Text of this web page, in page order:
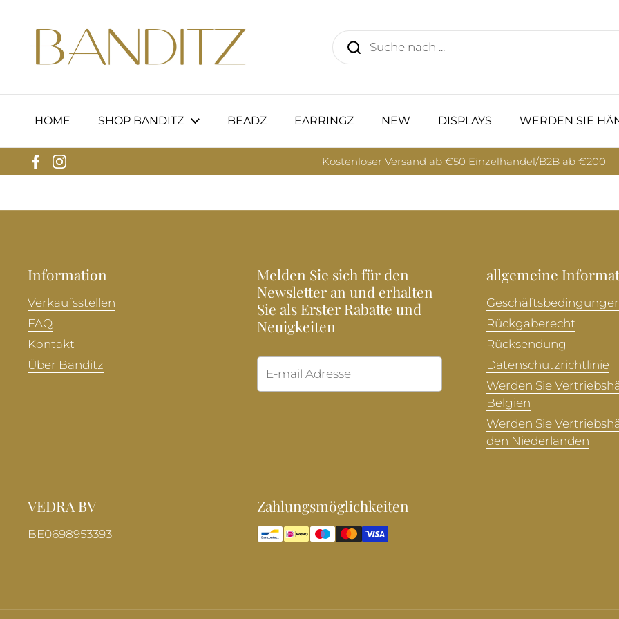
HOME SHOP BANDITZ BEADZ EARRINGZ NEW DISPLAYS WERDEN SIE
Facebook
Instagram
Kostenloser Versand ab €50 Einzelhandel/B2B ab €200
Information
Verkaufsstellen
FAQ
Kontakt
Über Banditz
Melden Sie sich für den
Newsletter an und erhalten
Sie als Erster Rabatte und
Neuigkeiten
allgemeine
Rückgaberecht
Rücksendung
Datenschutzrichtlinie
Werden Sie
Belgien
Werden Sie
den Niederlanden
VEDRA BV
BE0698953393
Zahlungsmöglichkeiten